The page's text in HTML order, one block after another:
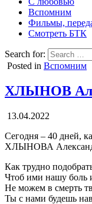
Вспомним
Фильмы,
Смотреть БТК
Search for:
Posted in Вспомним
ХЛЫНОВ
13.04.2022
Сегодня – 40 дней,
ХЛЫНОВА
Как трудно
Чтоб ими нашу боль
Не можем в смерть
Ты с нами будешь